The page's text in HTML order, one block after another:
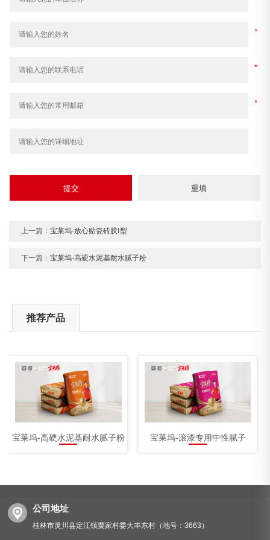
上一篇：宝莱坞-放心贴瓷砖胶Ⅰ型
下一篇：宝莱坞-高硬水泥基耐水腻子粉
推荐产品
宝莱坞-高硬水泥基耐水腻子粉 宝莱坞-滚漆专用中性腻子
公司地址
桂林市灵川县定江镇粟家村委大丰东村（地号：3663）